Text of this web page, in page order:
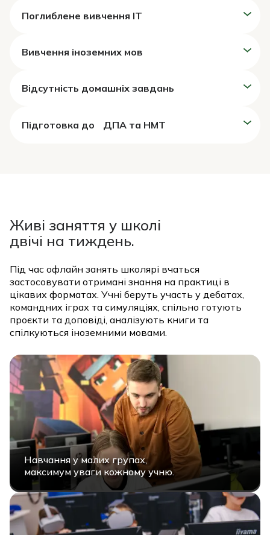
Поглиблене вивчення ІТ
Вивчення іноземних мов
Відсутність домашніх завдань
Підготовка до ДПА та НМТ
Живі заняття у школі
двічі на тиждень.
Під час офлайн занять школярі вчаться
застосовувати отримані знання на практиці в
цікавих форматах. Учні беруть участь у дебатах,
командних іграх та симуляціях, спільно готують
проєкти та доповіді, аналізують книги та
спілкуються іноземними мовами.
Навчання у малих групах,
максимум уваги кожному учню.